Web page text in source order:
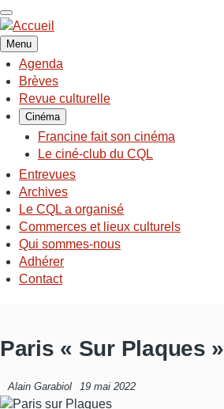
Aller
au
contenu
principal
Menu
NAVIGATION
PRINCIPALE
Agenda
Brèves
Revue culturelle
Cinéma
Francine fait son cinéma
Le ciné-club du CQL
Entrevues
Archives
Le CQL a organisé
Commerces et lieux culturels
Qui sommes-nous
Adhérer
Contact
Paris « Sur Plaques »
Alain Garabiol 19 mai 2022